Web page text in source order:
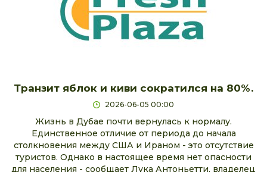
Транзит яблок и киви сократился на 80%.
2026-06-05 00:00
Жизнь в Дубае почти вернулась к нормалу.
Единственное отличие от периода до начала
столкновения между США и Ираном - это отсутствие
туристов. Однако в настоящее время нет опасности
для населения - сообщает Лука Антоньетти, владелец